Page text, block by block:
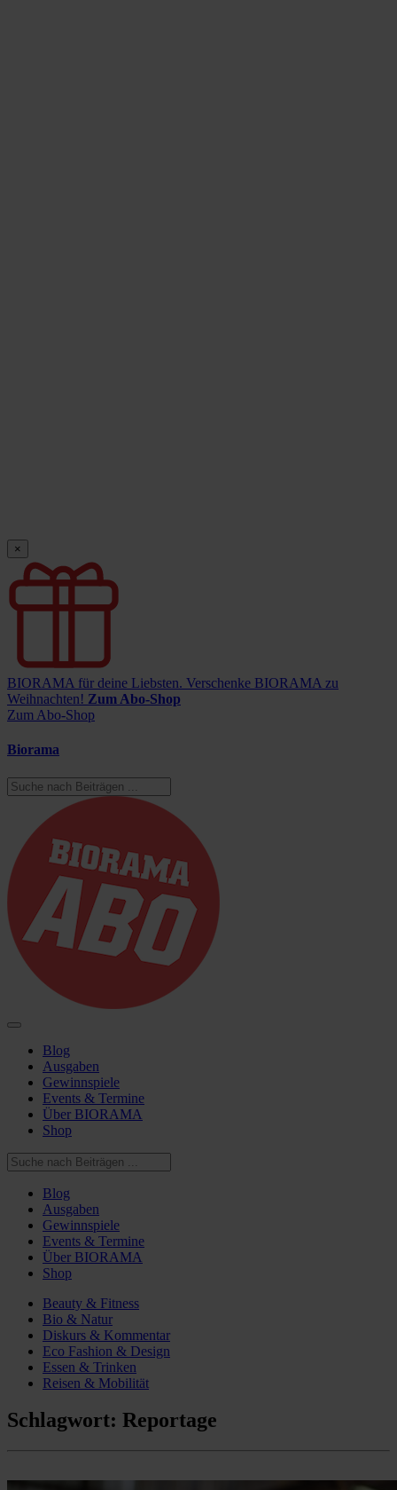
×
BIORAMA für deine Liebsten. Verschenke BIORAMA zu
Weihnachten! Zum Abo-Shop
Zum Abo-Shop
Biorama
Blog
Ausgaben
Gewinnspiele
Events & Termine
Über BIORAMA
Shop
Blog
Ausgaben
Gewinnspiele
Events & Termine
Über BIORAMA
Shop
Beauty & Fitness
Bio & Natur
Diskurs & Kommentar
Eco Fashion & Design
Essen & Trinken
Reisen & Mobilität
Schlagwort: Reportage